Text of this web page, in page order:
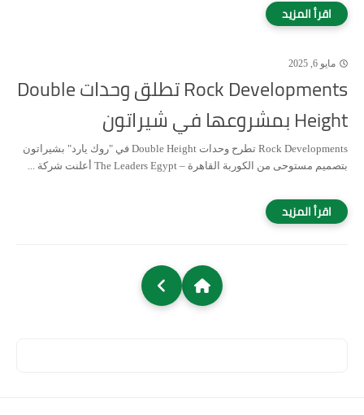
مايو 6, 2025
Rock Developments تطلق وحدات Double
Height بمشروعها في شيراتون
Rock Developments تطرح وحدات Double Height في "روك يارد" بشيراتون
بتصميم مستوحى من الكوربة القاهرة – The Leaders Egypt أعلنت شركة ...